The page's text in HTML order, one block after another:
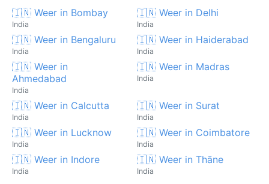
🇮🇳 Weer in Bombay
India
🇮🇳 Weer in Delhi
India
🇮🇳 Weer in Bengaluru
India
🇮🇳 Weer in Haiderabad
India
🇮🇳 Weer in
Ahmedabad
India
🇮🇳 Weer in Madras
India
🇮🇳 Weer in Calcutta
India
🇮🇳 Weer in Surat
India
🇮🇳 Weer in Lucknow
India
🇮🇳 Weer in Coimbatore
India
🇮🇳 Weer in Indore
India
🇮🇳 Weer in Thāne
India